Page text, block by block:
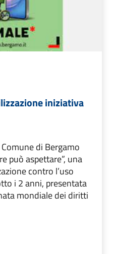
iniziativa
di Bergamo
può aspettare”, una
contro l’uso
i 2 anni, presentata
mondiale dei diritti